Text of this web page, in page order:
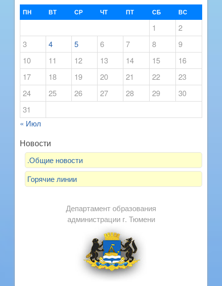
ПН ВТ СР ЧТ ПТ СБ ВС
1
2
3
4 5 6 7 8
9
10
11 12 13 14 15
16
17
18 19 20 21 22
23
24
25 26 27 28 29
30
31
« Июл
Новости
.Общие новости
Горячие линии
Департамент образования
администрации г. Тюмени